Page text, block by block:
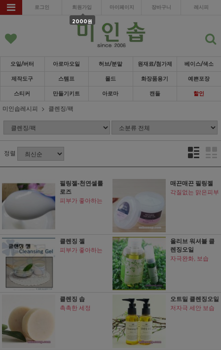
로그인
회원가입
2000원
마이페이지 장바구니 레시피
오일/버터 아로마오일 허브/분말 원재료/첨가제 베이스/색소
제작도구 스템프 몰드 화장품용기 예쁜포장
스티커 만들기키트 아로마 캔들 할인
미인솝레시피 클렌징/팩
정렬
필링젤-천연셀룰
로즈
피부가 좋아하는
매끈매끈 필링젤
각질없는 맑은피부
클렌징 젤
피부가 좋아하는
올리브 워셔블 클
렌징오일
자극완화, 보습
클렌징 솝
촉촉한 세정
오트밀 클렌징오일
저자극 세안 보습